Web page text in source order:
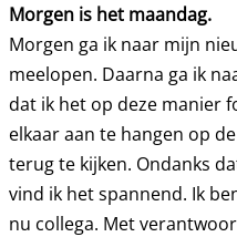
Morgen is het maandag.
Morgen ga ik naar mijn
meelopen. Daarna ga ik
dat ik het op deze manier
elkaar aan te hangen op
terug te kijken. Ondanks
vind ik het spannend. Ik
nu collega. Met